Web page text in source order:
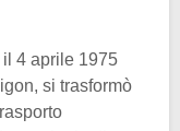
il 4 aprile 1975
si trasformò